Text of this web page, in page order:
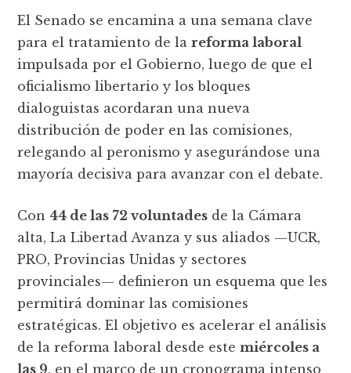
El Senado se encamina a una semana clave
para el tratamiento de lareforma laboral
impulsada por el Gobierno, luego de que el
oficialismo libertario y los bloques
dialoguistas acordaran una nueva
distribución de poder en las comisiones,
relegando al peronismo y asegurándose una
mayoría decisiva para avanzar con el debate.
Con 44 de las 72 voluntades de la Cámara
alta, La Libertad Avanza y sus aliados —UCR,
PRO, Provincias Unidas y sectores
provinciales— definieron un esquema que les
permitirá dominar las comisiones
estratégicas. El objetivo es acelerar el análisis
de la reforma laboral desde estemiércoles a
las 9, en el marco de un cronograma intenso